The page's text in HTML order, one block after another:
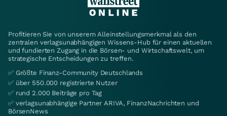
Profitieren Sie von unserem Alleinstellungsmerkmal als den
zentralen verlagsunabhängigen Wissens-Hub für einen aktuellen
und fundierten Zugang in die Börsen- und Wirtschaftswelt, um
strategische Entscheidungen zu treffen.
✅ Größte Finanz-Community Deutschlands
✅ über 550.000 registrierte Nutzer
✅ rund 2.000 Beiträge pro Tag
✅ verlagsunabhängige Partner ARIVA, FinanzNachrichten und
BörsenNews